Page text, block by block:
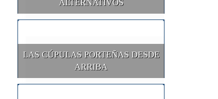
ALTERNATIVOS
LAS CÚPULAS PORTEÑAS DESDE
ARRIBA